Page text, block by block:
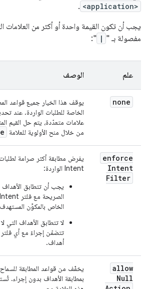
<application>
.
يجب أن تكون القيمة واحدة أو أكثر من العلامات
مفصولة بـ " |
":
علم الوصف
none
يوقف هذا الخيار جميع قواعد
الخاصة للطلبات الواردة. عند
علامات متعدّدة، يتم حل القيم
من خلال منح الأولوية للعلامة
enforce
Intent
Filter
يفرض مطابقة أكثر صرامة لطلبات
Intent الواردة:
يجب أن تتطابق الأهداف
الصريحة مع فلتر Intent
الخاص بالمكوِّن
لا تتطابق الأهداف التي لا
تتضمّن إجراءً مع أي فلتر
أهداف.
allow
Null
يخفّف من قواعد المطابقة للسماح
بمطابقة الأهداف بدون إجراء.